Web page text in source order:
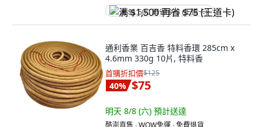
满 $1,500 再省 $75 (王道卡)
通利香業 百吉香 特料香環 285cm x
4.6mm 330g 10片, 特料香
首購折扣價$125
40% $75
明天 8/8 (六) 預計送達
酷澎直售 ∙ WOW免運 ∙ 免費退貨